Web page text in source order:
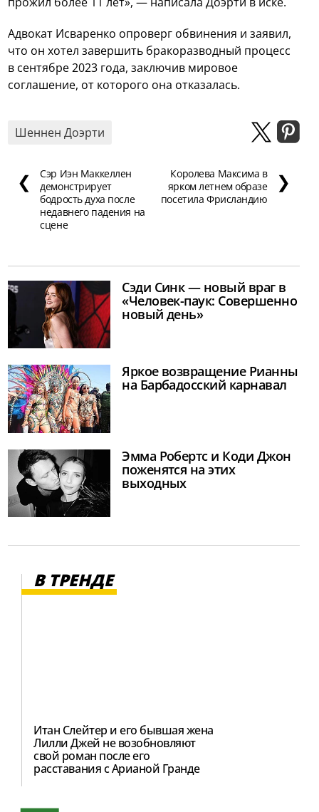
Адвокат Исваренко опроверг обвинения и заявил,
что он хотел завершить бракоразводный процесс
в сентябре 2023 года, заключив мировое
соглашение, от которого она отказалась.
Шеннен Доэрти
❮
Сэр Иэн Маккеллен
демонстрирует
бодрость духа после
недавнего падения на
сцене
Королева Максима в
ярком летнем образе
посетила Фрисландию
❯
Сэди Синк — новый враг в
«Человек-паук: Совершенно
новый день»
Яркое возвращение Рианны
на Барбадосский карнавал
Эмма Робертс и Коди Джон
поженятся на этих
выходных
В ТРЕНДЕ
Итан Слейтер и его бывшая жена
Лилли Джей не возобновляют
свой роман после его
расставания с Арианой Гранде